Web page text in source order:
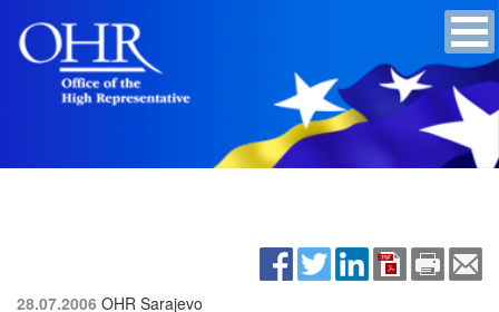
28.07.2006 OHR Sarajevo